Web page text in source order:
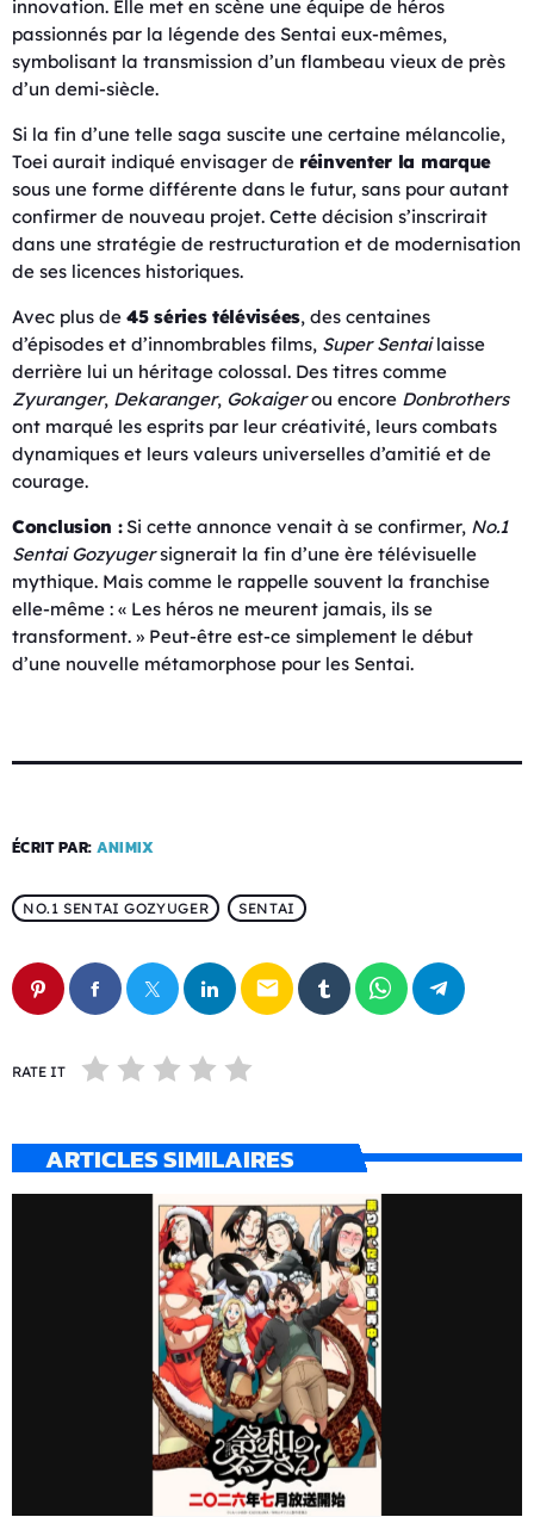
innovation. Elle met en scène une équipe de héros
passionnés par la légende des Sentai eux-mêmes,
symbolisant la transmission d’un flambeau vieux de près
d’un demi-siècle.
Si la fin d’une telle saga suscite une certaine mélancolie,
Toei aurait indiqué envisager de réinventer la marque
sous une forme différente dans le futur, sans pour autant
confirmer de nouveau projet. Cette décision s’inscrirait
dans une stratégie de restructuration et de modernisation
de ses licences historiques.
Avec plus de 45 séries télévisées, des centaines
d’épisodes et d’innombrables films, Super Sentailaisse
derrière lui un héritage colossal. Des titres comme
Zyuranger, Dekaranger, Gokaigerou encore Donbrothers
ont marqué les esprits par leur créativité, leurs combats
dynamiques et leurs valeurs universelles d’amitié et de
courage.
Conclusion :Si cette annonce venait à se confirmer, No.1
Sentai Gozyugersignerait la fin d’une ère télévisuelle
mythique. Mais comme le rappelle souvent la franchise
elle-même : « Les héros ne meurent jamais, ils se
transforment. » Peut-être est-ce simplement le début
d’une nouvelle métamorphose pour les Sentai.
ÉCRIT PAR: ANIMIX
NO.1 SENTAI GOZYUGER SENTAI
email
RATE IT
ARTICLES SIMILAIRES